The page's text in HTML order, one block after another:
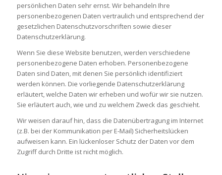
persönlichen Daten sehr ernst. Wir behandeln Ihre
personenbezogenen Daten vertraulich und entsprechend der
gesetzlichen Datenschutzvorschriften sowie dieser
Datenschutzerklärung.
Wenn Sie diese Website benutzen, werden verschiedene
personenbezogene Daten erhoben. Personenbezogene
Daten sind Daten, mit denen Sie persönlich identifiziert
werden können. Die vorliegende Datenschutzerklärung
erläutert, welche Daten wir erheben und wofür wir sie nutzen.
Sie erläutert auch, wie und zu welchem Zweck das geschieht.
Wir weisen darauf hin, dass die Datenübertragung im Internet
(z.B. bei der Kommunikation per E-Mail) Sicherheitslücken
aufweisen kann. Ein lückenloser Schutz der Daten vor dem
Zugriff durch Dritte ist nicht möglich.